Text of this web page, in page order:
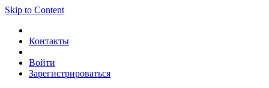
Skip to Content
Контакты
Войти
Зарегистрироваться